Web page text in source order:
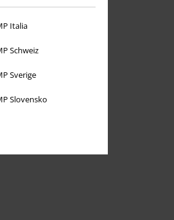
Italia
Schweiz
Sverige
Slovensko
Sobre EMP
Sostenibilidad